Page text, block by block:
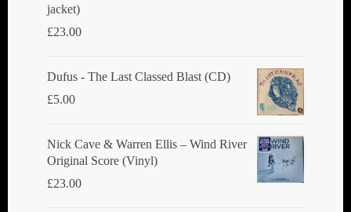
jacket)
£23.00
Dufus - The Last Classed Blast (CD)
£5.00
Nick Cave & Warren Ellis ‎– Wind River
Original Score (Vinyl)
£23.00